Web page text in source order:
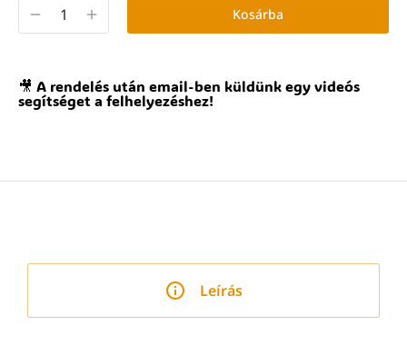
Kosárba
🎥 A rendelés után email-ben küldünk egy videós
segítséget a felhelyezéshez!
Leírás